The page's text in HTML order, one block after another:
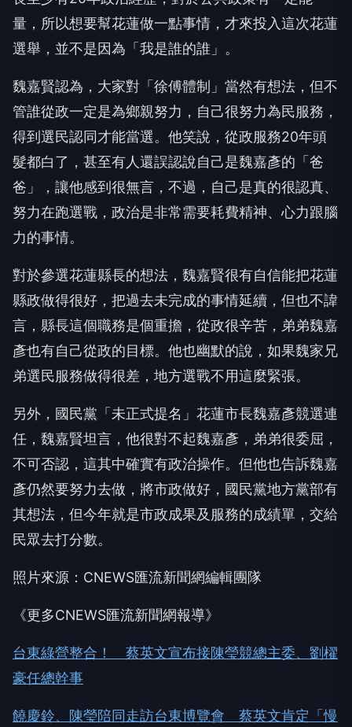
量，所以想要幫花蓮做一點事情，才來投入這次花蓮
選舉，並不是因為「我是誰的誰」。
魏嘉賢認為，大家對「徐傅體制」當然有想法，但不
管誰從政一定是為鄉親努力，自己很努力為民服務，
得到選民認同才能當選。他笑說，從政服務20年頭
髮都白了，甚至有人還誤認說自己是魏嘉彥的「爸
爸」，讓他感到很無言，不過，自己是真的很認真、
努力在跑選戰，政治是非常需要耗費精神、心力跟腦
力的事情。
對於參選花蓮縣長的想法，魏嘉賢很有自信能把花蓮
縣政做得很好，把過去未完成的事情延續，但也不諱
言，縣長這個職務是個重擔，從政很辛苦，弟弟魏嘉
彥也有自己從政的目標。他也幽默的說，如果魏家兄
弟選民服務做得很差，地方選戰不用這麼緊張。
另外，國民黨「未正式提名」花蓮市長魏嘉彥競選連
任，魏嘉賢坦言，他很對不起魏嘉彥，弟弟很委屈，
不可否認，這其中確實有政治操作。但他也告訴魏嘉
彥仍然要努力去做，將市政做好，國民黨地方黨部有
其想法，但今年就是市政成果及服務的成績單，交給
民眾去打分數。
照片來源：CNEWS匯流新聞網編輯團隊
《更多CNEWS匯流新聞網報導》
台東綠營整合！ 蔡英文宣布接陳瑩競總主委、劉櫂
豪任總幹事
饒慶鈴、陳瑩陪同走訪台東博覽會 蔡英文肯定「慢